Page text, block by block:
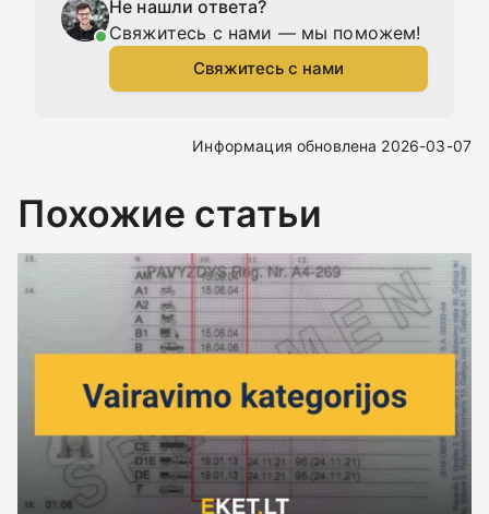
Не нашли ответа?
Свяжитесь с нами — мы поможем!
Свяжитесь с нами
Информация обновлена 2026-03-07
Похожие статьи